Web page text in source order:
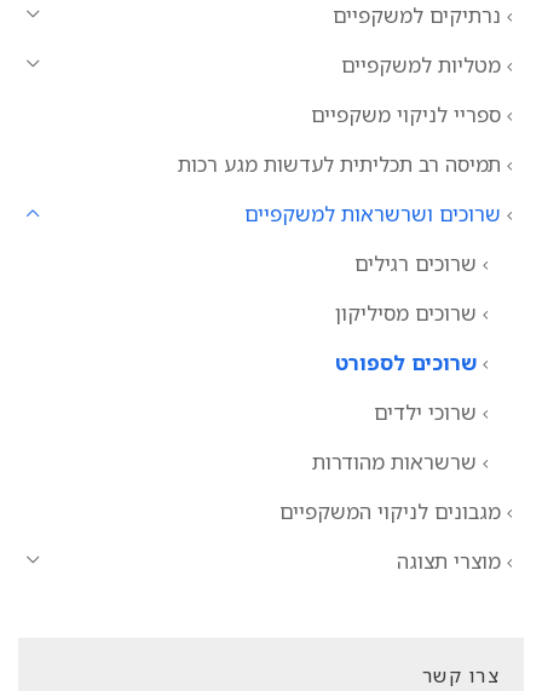
נרתיקים למשקפיים
מטליות למשקפיים
ספריי לניקוי משקפיים
תמיסה רב תכליתית לעדשות מגע רכות
שרוכים ושרשראות למשקפיים
שרוכים רגילים
שרוכים מסיליקון
שרוכים לספורט
שרוכי ילדים
שרשראות מהודרות
מגבונים לניקוי המשקפיים
מוצרי תצוגה
צרו קשר